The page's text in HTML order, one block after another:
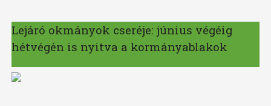
Lejáró okmányok cseréje: június végéig
hétvégén is nyitva a kormányablakok